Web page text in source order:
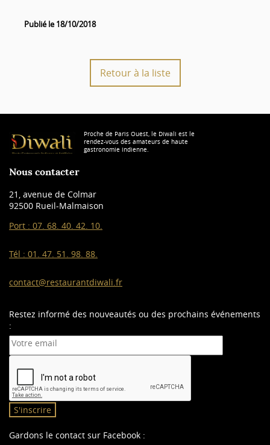
Publié le 18/10/2018
Retour à la liste
Proche de Paris Ouest, le Diwali est le
rendez-vous des amateurs de haute
gastronomie indienne.
Nous contacter
21, avenue de Colmar
92500 Rueil-Malmaison
Port : 07. 68. 40. 42. 10.
Tél : 01. 47. 51. 98. 88.
contact@restaurantdiwali.fr
Restez informé des nouveautés ou des prochains événements
:
S'inscrire
Gardons le contact sur Facebook :